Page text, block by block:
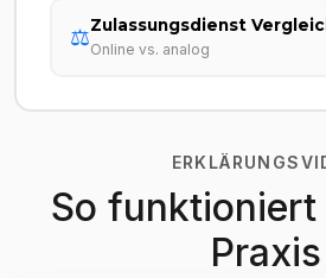
⚖️Zulassungsdienst
Online vs. analog
So funktioniert
Praxis